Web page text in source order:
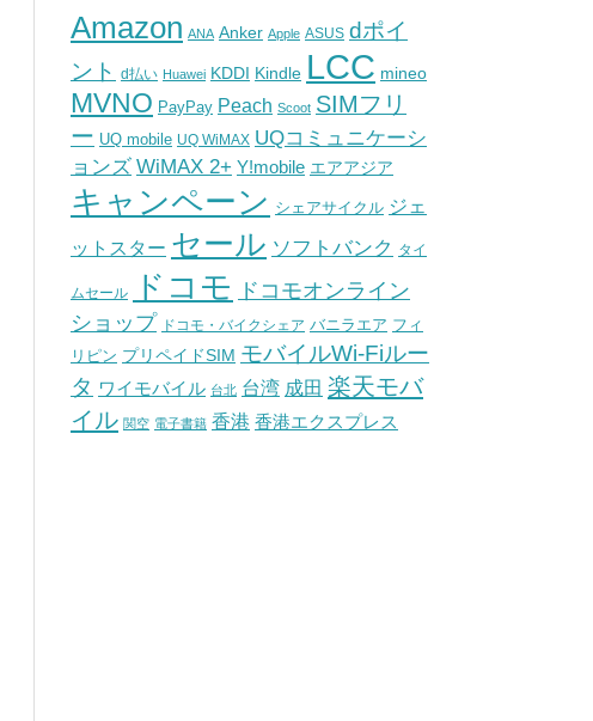
Amazon ANA Anker Apple ASUS dポイ
ント
d払い Huawei KDDI Kindle LCC mineo
MVNO PayPay Peach Scoot SIMフリ
ー UQ mobile UQ WiMAX UQコミュニケーシ
ョンズ WiMAX 2+ Y!mobile エアアジア
キャンペーン シェアサイクル ジェ
ットスター セール ソフトバンク タイ
ムセール ドコモ
ドコモオンライン
ショップ ドコモ・バイクシェア バニラエア フィ
リピン プリペイドSIM モバイルWi-Fiルー
タ ワイモバイル 台北 台湾 成田 楽天モバ
イル 関空 電子書籍 香港 香港エクスプレス